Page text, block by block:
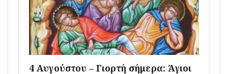
4 Αυγούστου – Γιορτή σήμερα: Άγιοι